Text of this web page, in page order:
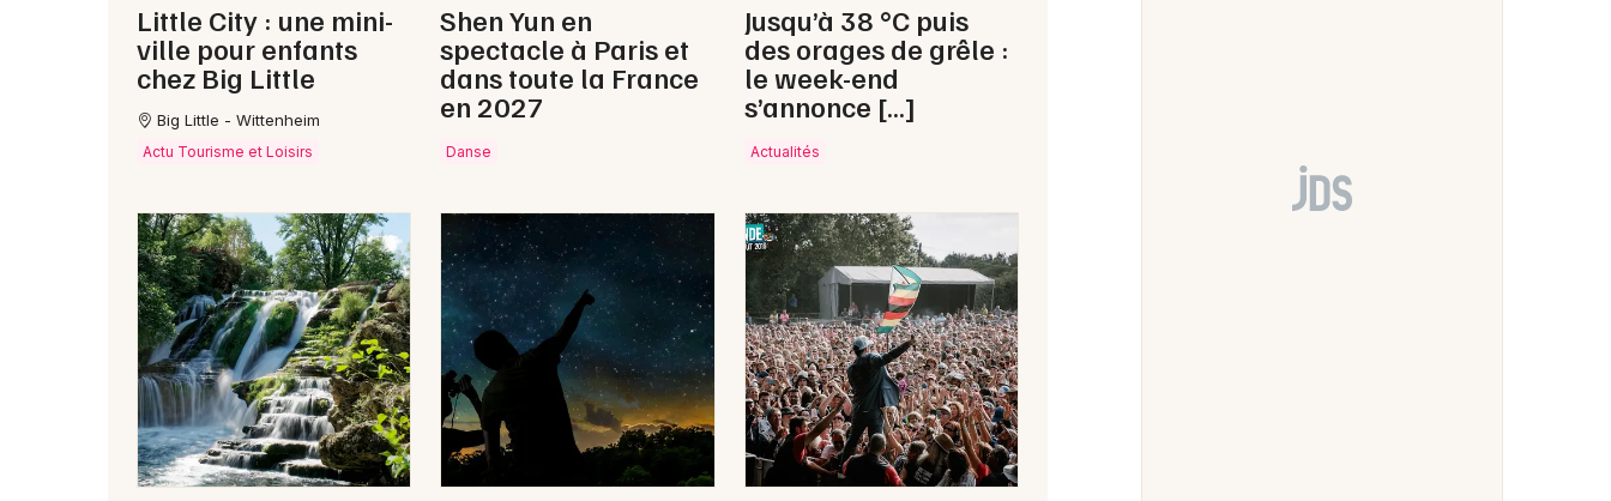
Little City : une mini-
ville pour enfants
chez Big Little
Big Little - Wittenheim
Actu Tourisme et Loisirs
Shen Yun en
spectacle à Paris et
dans toute la France
en 2027
Danse
Jusqu’à 38 °C puis
des orages de grêle :
le week-end
s’annonce […]
Actualités